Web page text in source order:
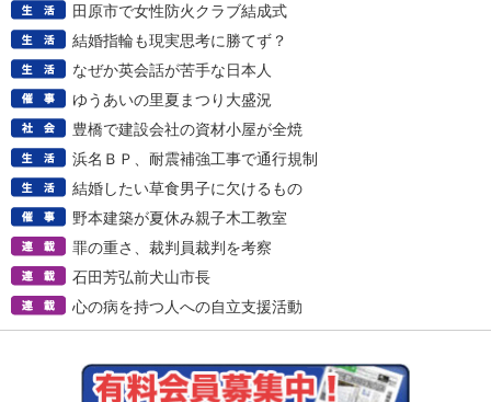
田原市で女性防火クラブ結成式
結婚指輪も現実思考に勝てず？
なぜか英会話が苦手な日本人
ゆうあいの里夏まつり大盛況
豊橋で建設会社の資材小屋が全焼
浜名ＢＰ、耐震補強工事で通行規制
結婚したい草食男子に欠けるもの
野本建築が夏休み親子木工教室
罪の重さ、裁判員裁判を考察
石田芳弘前犬山市長
心の病を持つ人への自立支援活動